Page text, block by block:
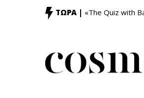
ΤΩΡΑ | «The Quiz with